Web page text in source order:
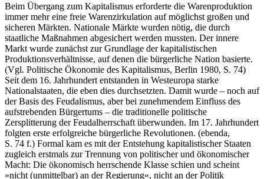
Beim Übergang zum Kapitalismus erforderte die Warenproduktion
immer mehr eine freie Warenzirkulation auf möglichst großen und
sicheren Märkten. Nationale Märkte wurden nötig, die durch
staatliche Maßnahmen abgesichert werden mussten. Der innere
Markt wurde zunächst zur Grundlage der kapitalistischen
Produktionsverhältnisse, auf denen die bürgerliche Nation basierte.
(Vgl. Politische Ökonomie des Kapitalismus, Berlin 1980, S. 74)
Seit dem 16. Jahrhundert entstanden in Westeuropa starke
Nationalstaaten, die eben dies durchsetzten. Damit wurde – noch auf
der Basis des Feudalismus, aber bei zunehmendem Einfluss des
aufstrebenden Bürgertums – die traditionelle politische
Zersplitterung der Feudalherrschaft überwunden. Im 17. Jahrhundert
folgten erste erfolgreiche bürgerliche Revolutionen. (ebenda,
S. 74 f.) Formal kam es mit der Entstehung kapitalistischer Staaten
zugleich erstmals zur Trennung von politischer und ökonomischer
Macht: Die ökonomisch herrschende Klasse schien und scheint
»nicht (unmittelbar) an der Regierung«, nicht an der Politik